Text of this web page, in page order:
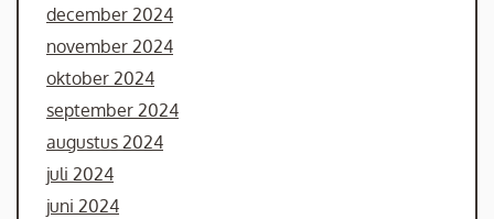
december 2024
november 2024
oktober 2024
september 2024
augustus 2024
juli 2024
juni 2024